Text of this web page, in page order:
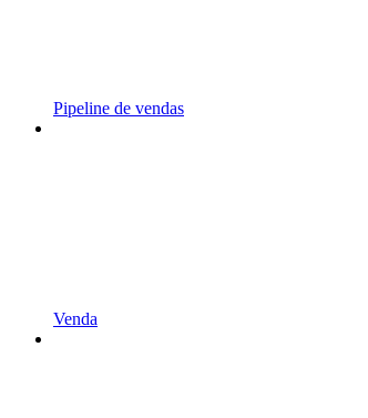
Pipeline de vendas
Venda